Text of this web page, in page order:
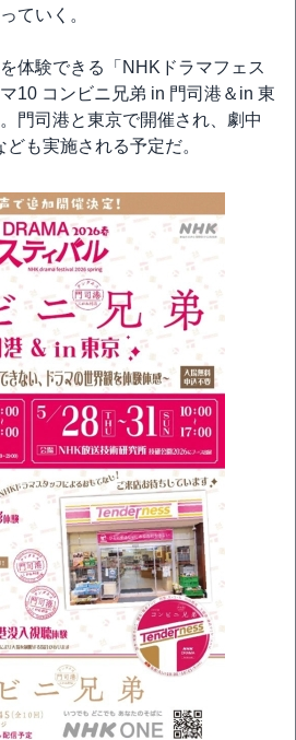
ていく。
体験できる「NHKドラマフェス
10 コンビニ兄弟 in 門司港＆in 東
門司港と東京で開催され、劇中
も実施される予定だ。